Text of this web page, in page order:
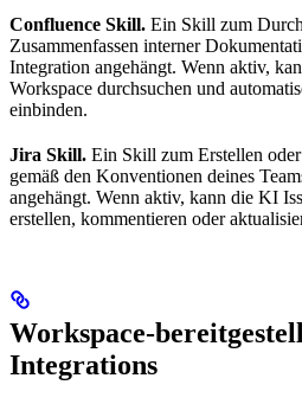
Confluence Skill. Ein Skill zum
Zusammenfassen interner
Integration angehängt. Wenn aktiv,
Workspace durchsuchen und
einbinden.
Jira Skill. Ein Skill zum Erstellen
gemäß den Konventionen deines
angehängt. Wenn aktiv, kann die KI
erstellen, kommentieren oder
Workspace-
Integrations